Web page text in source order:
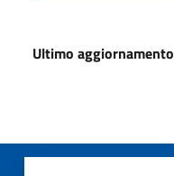
Ultimo aggiornamento